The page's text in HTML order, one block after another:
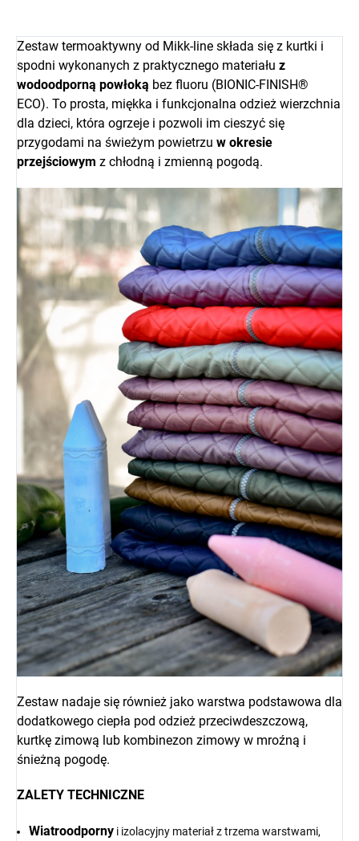
Zestaw termoaktywny od Mikk-line składa się z kurtki i
spodni wykonanych z praktycznego materiału z
wodoodporną powłoką bez fluoru (BIONIC-FINISH®
ECO). To prosta, miękka i funkcjonalna odzież wierzchnia
dla dzieci, która ogrzeje i pozwoli im cieszyć się
przygodami na świeżym powietrzu w okresie
przejściowym z chłodną i zmienną pogodą.
Zestaw nadaje się również jako warstwa podstawowa dla
dodatkowego ciepła pod odzież przeciwdeszczową,
kurtkę zimową lub kombinezon zimowy w mroźną i
śnieżną pogodę.
ZALETY TECHNICZNE
Wiatroodporny i izolacyjny materiał z trzema warstwami,